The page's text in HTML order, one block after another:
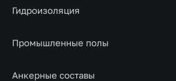
Гидроизоляция
Промышленные полы
Анкерные составы